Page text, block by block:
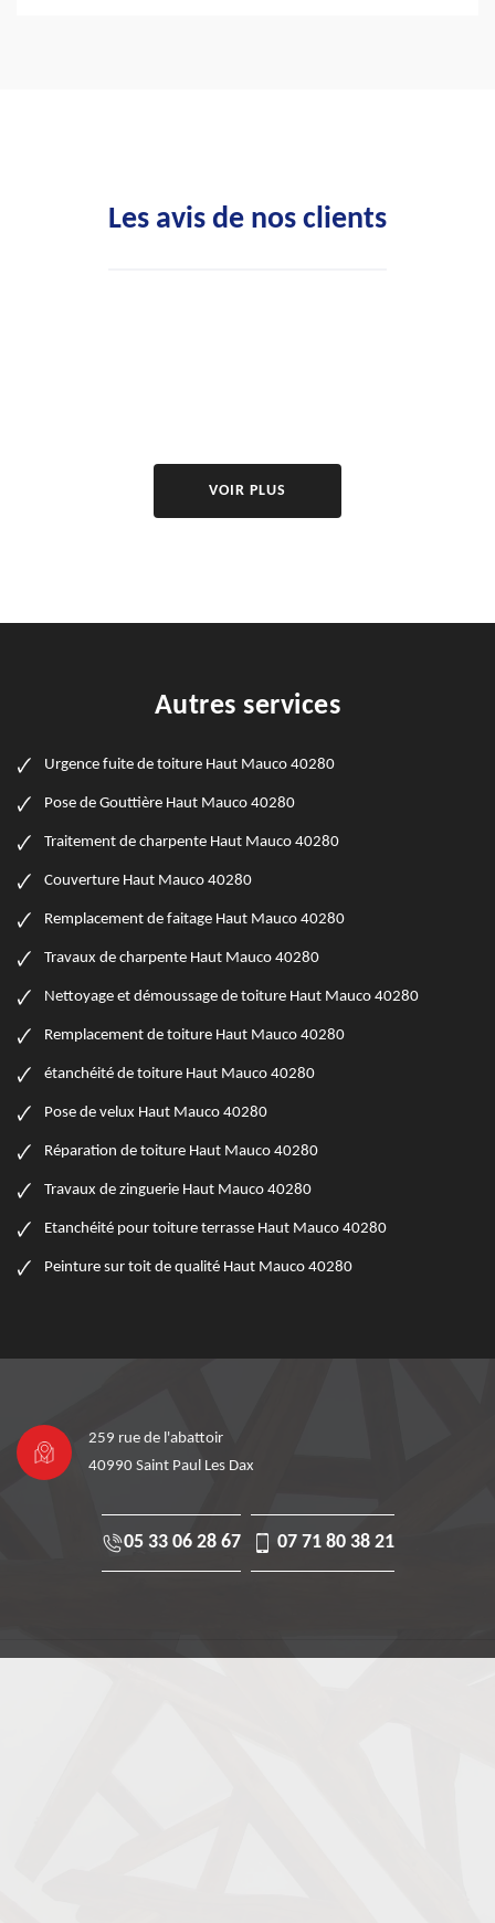
Les avis de nos clients
VOIR PLUS
Autres services
Urgence fuite de toiture Haut Mauco 40280
Pose de Gouttière Haut Mauco 40280
Traitement de charpente Haut Mauco 40280
Couverture Haut Mauco 40280
Remplacement de faitage Haut Mauco 40280
Travaux de charpente Haut Mauco 40280
Nettoyage et démoussage de toiture Haut Mauco 40280
Remplacement de toiture Haut Mauco 40280
étanchéité de toiture Haut Mauco 40280
Pose de velux Haut Mauco 40280
Réparation de toiture Haut Mauco 40280
Travaux de zinguerie Haut Mauco 40280
Etanchéité pour toiture terrasse Haut Mauco 40280
Peinture sur toit de qualité Haut Mauco 40280
259 rue de l'abattoir
40990 Saint Paul Les Dax
05 33 06 28 67 07 71 80 38 21